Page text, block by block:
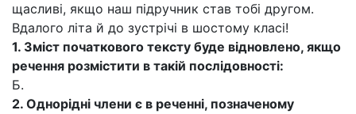
щасливі, якщо наш підручник став тобі другом.
Вдалого літа й до зустрічі в шостому класі!
1. Зміст початкового тексту буде відновлено, якщо
речення розмістити в такій послідовності:
Б.
2. Однорідні члени є в реченні, позначеному